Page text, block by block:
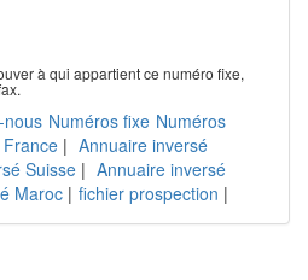
à qui appartient ce numéro fixe,
nous Numéros fixe Numéros
| Annuaire inversé
Suisse | Annuaire inversé
Maroc | fichier prospection |